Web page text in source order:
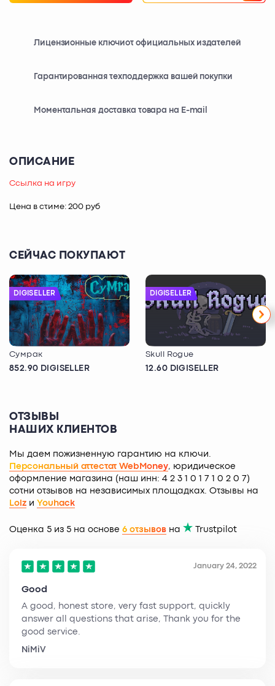
ОПИСАНИЕ
Ссылка на игру
Цена в стиме: 200 руб
Лицензионные ключиот официальных издателей
Гарантированная техподдержка вашей покупки
Моментальная доставка товара на E-mail
СЕЙЧАС ПОКУПАЮТ
DIGISELLER
Сумрак
852.90 DIGISELLER
DIGISELLER
Skull Rogue
12.60 DIGISELLER
ОТЗЫВЫ
НАШИХ КЛИЕНТОВ
Мы даем пожизненную гарантию на ключи.
Персональный аттестат WebMoney, юридическое
оформление магазина (наш инн: 4 2 3 1 0 1 7 1 0 2 0 7)
сотни отзывов на независимых площадках. Отзывы на
Lolz и Youhack
Оценка 5 из 5 на основе 6 отзывов на Trustpilot
January 24, 2022
Good
A good, honest store, very fast support, quickly
answer all questions that arise, Thank you for the
good service.
NiMiV